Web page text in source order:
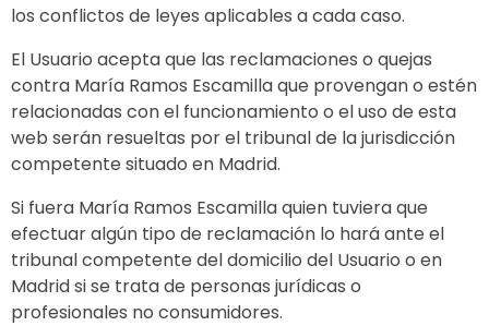
los conflictos de leyes aplicables a cada caso.
El Usuario acepta que las reclamaciones o quejas
contra María Ramos Escamilla que provengan o estén
relacionadas con el funcionamiento o el uso de esta
web serán resueltas por el tribunal de la jurisdicción
competente situado en Madrid.
Si fuera María Ramos Escamilla quien tuviera que
efectuar algún tipo de reclamación lo hará ante el
tribunal competente del domicilio del Usuario o en
Madrid si se trata de personas jurídicas o
profesionales no consumidores.